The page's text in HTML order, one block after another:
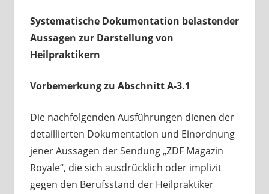
Systematische Dokumentation belastender
Aussagen zur Darstellung von
Heilpraktikern
Vorbemerkung zu Abschnitt A-3.1
Die nachfolgenden Ausführungen dienen der
detaillierten Dokumentation und Einordnung
jener Aussagen der Sendung „ZDF Magazin
Royale“, die sich ausdrücklich oder implizit
gegen den Berufsstand der Heilpraktiker